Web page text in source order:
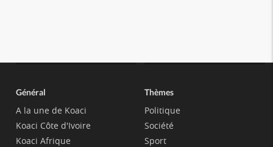
Général
A la une de Koaci
Koaci Côte d'Ivoire
Koaci Afrique
Thèmes
Politique
Société
Sport